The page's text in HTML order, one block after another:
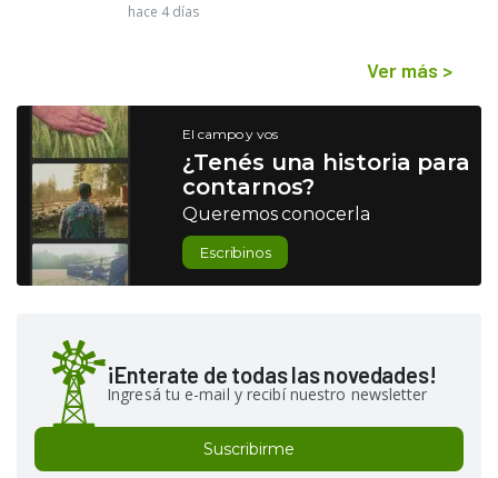
hace 4 días
Ver más >
El campo y vos
¿Tenés una historia para
contarnos?
Queremos conocerla
Escribinos
¡Enterate de todas las novedades!
Ingresá tu e-mail y recibí nuestro newsletter
Suscribirme